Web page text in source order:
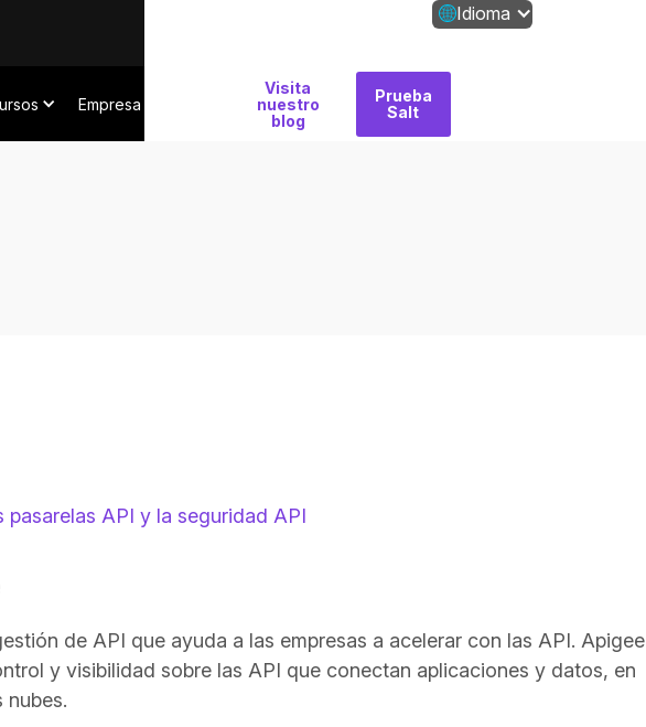
Idioma
Empresa
Visita
nuestro
blog
Prueba
Salt
API y la seguridad API
de API que ayuda a las empresas a acelerar con las API. Apigee
y visibilidad sobre las API que conectan aplicaciones y datos, en
nubes.